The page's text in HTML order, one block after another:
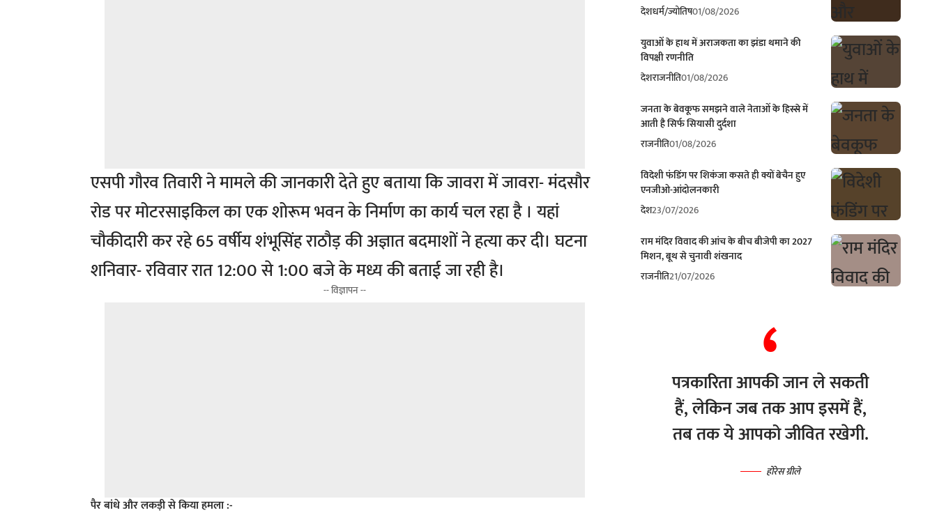
एसपी गौरव तिवारी ने मामले की जानकारी देते हुए बताया कि जावरा में जावरा- मंदसौर
रोड पर मोटरसाइकिल का एक शोरूम भवन के निर्माण का कार्य चल रहा है । यहां
चौकीदारी कर रहे 65 वर्षीय शंभूसिंह राठौड़ की अज्ञात बदमाशों ने हत्या कर दी। घटना
शनिवार- रविवार रात 12:00 से 1:00 बजे के मध्य की बताई जा रही है।
-- विज्ञापन --
पैर बांधे और लकड़ी से किया हमला :-
देशधर्म/ज्योतिष01/08/2026
युवाओं के हाथ में अराजकता का झंडा थमाने की
विपक्षी रणनीति
देशराजनीति01/08/2026
जनता के बेवकूफ समझने वाले नेताओं के हिस्से में
आती है सिर्फ सियासी दुर्दशा
राजनीति01/08/2026
विदेशी फंडिंग पर शिकंजा कसते ही क्यों बेचैन हुए
एनजीओ-आंदोलनकारी
देश23/07/2026
राम मंदिर विवाद की आंच के बीच बीजेपी का 2027
मिशन, बूथ से चुनावी शंखनाद
राजनीति21/07/2026
पत्रकारिता आपकी जान ले सकती
हैं, लेकिन जब तक आप इसमें हैं,
तब तक ये आपको जीवित रखेगी.
होरेस ग्रीले